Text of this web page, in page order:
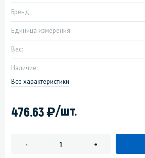
Бренд:
Единица измерения:
Вес:
Наличие:
Все характеристики
476.63)/шт.
- +